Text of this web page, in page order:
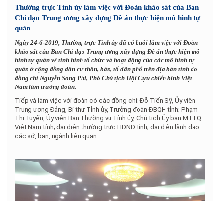
Thường trực Tỉnh ủy làm việc với Đoàn khảo sát của Ban
Chỉ đạo Trung ương xây dựng Đề án thực hiện mô hình tự
quản
Ngày 24-6-2019, Thường trực Tỉnh ủy đã có buổi làm việc với Đoàn
khảo sát của Ban Chỉ đạo Trung ương xây dựng Đề án thực hiện mô
hình tự quản về tình hình tổ chức và hoạt động của các mô hình tự
quản ở cộng đồng dân cư thôn, bản, tổ dân phố trên địa bàn tỉnh do
đồng chí Nguyễn Song Phi, Phó Chủ tịch Hội Cựu chiến binh Việt
Nam làm trưởng đoàn.
Tiếp và làm việc với đoàn có các đồng chí: Đỗ Tiến Sỹ, Ủy viên
Trung ương Đảng, Bí thư Tỉnh ủy, Trưởng đoàn ĐBQH tỉnh; Phạm
Thị Tuyến, Ủy viên Ban Thường vụ Tỉnh ủy, Chủ tịch Ủy ban MTTQ
Việt Nam tỉnh; đại diện thường trực HĐND tỉnh; đại diện lãnh đạo
các sở, ban, ngành liên quan.